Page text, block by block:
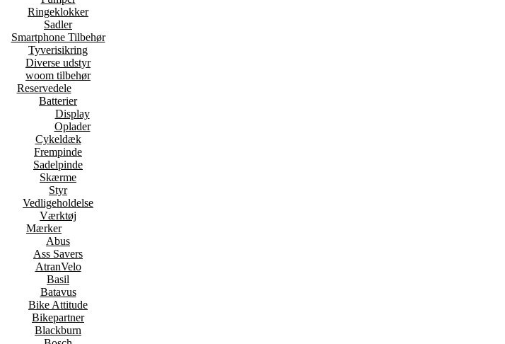
Ringeklokker
Sadler
Smartphone Tilbehør
Tyverisikring
Diverse udstyr
woom tilbehør
Reservedele
Batterier
Display
Oplader
Cykeldæk
Frempinde
Sadelpinde
Skærme
Styr
Vedligeholdelse
Værktøj
Mærker
Abus
Ass Savers
AtranVelo
Basil
Batavus
Bike Attitude
Bikepartner
Blackburn